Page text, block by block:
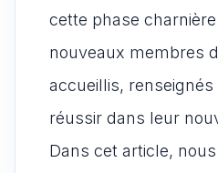
cette phase
nouveaux membres
accueillis, renseignés
réussir dans leur
Dans cet article,